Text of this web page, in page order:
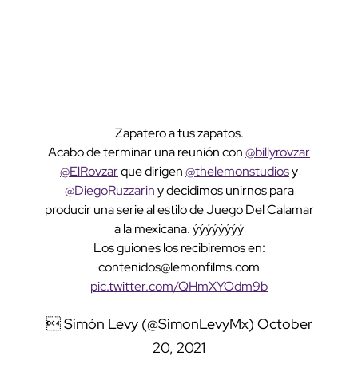
Zapatero a tus zapatos.
Acabo de terminar una reunión con@billyrovzar
@ElRovzarque dirigen@thelemonstudiosy
@DiegoRuzzariny decidimos unirnos para
producir una serie al estilo de Juego Del Calamar
a la mexicana. ýýýýýýýý
Los guiones los recibiremos en:
contenidos@lemonfilms.com
pic.twitter.com/QHmXYOdm9b
 Simón Levy (@SimonLevyMx) October
20, 2021